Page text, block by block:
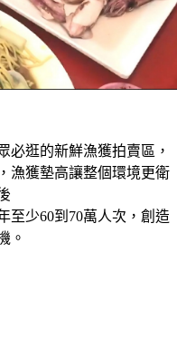
必逛的新鮮漁獲拍賣區，
漁獲墊高讓整個環境更衛
至少60到70萬人次，創造
。